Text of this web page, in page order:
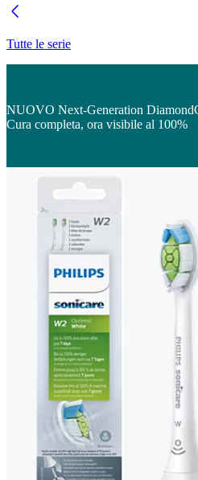
Tutte le serie
NUOVO Next-Generation
Cura completa, ora visibile al 100%